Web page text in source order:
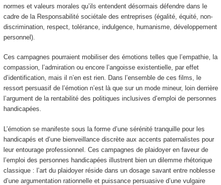
normes et valeurs morales qu’ils entendent désormais défendre dans le
cadre de la Responsabilité sociétale des entreprises (égalité, équité, non-
discrimination, respect, tolérance, indulgence, humanisme, développement
personnel).
Ces campagnes pourraient mobiliser des émotions telles que l’empathie, la
compassion, l’admiration ou encore l’angoisse existentielle, par effet
d’identification, mais il n’en est rien. Dans l’ensemble de ces films, le
ressort persuasif de l’émotion n’est là que sur un mode mineur, loin derrière
l’argument de la rentabilité des politiques inclusives d’emploi de personnes
handicapées.
L’émotion se manifeste sous la forme d’une sérénité tranquille pour les
handicapés et d’une bienveillance discrète aux accents paternalistes pour
leur entourage professionnel. Ces campagnes de plaidoyer en faveur de
l’emploi des personnes handicapées illustrent bien un dilemme rhétorique
classique : l’art du plaidoyer réside dans un dosage savant entre noblesse
d’une argumentation rationnelle et puissance persuasive d’une vulgaire